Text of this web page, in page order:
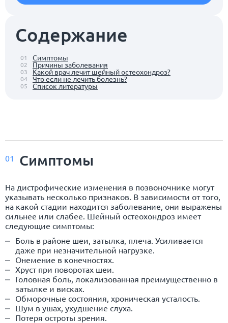
Содержание
01 Симптомы
02 Причины заболевания
03 Какой врач лечит шейный остеохондроз?
04 Что если не лечить болезнь?
05 Список литературы
01 Симптомы
На дистрофические изменения в позвоночнике могут
указывать несколько признаков. В зависимости от того,
на какой стадии находится заболевание, они выражены
сильнее или слабее. Шейный остеохондроз имеет
следующие симптомы:
Боль в районе шеи, затылка, плеча. Усиливается
даже при незначительной нагрузке.
Онемение в конечностях.
Хруст при поворотах шеи.
Головная боль, локализованная преимущественно в
затылке и висках.
Обморочные состояния, хроническая усталость.
Шум в ушах, ухудшение слуха.
Потеря остроты зрения.